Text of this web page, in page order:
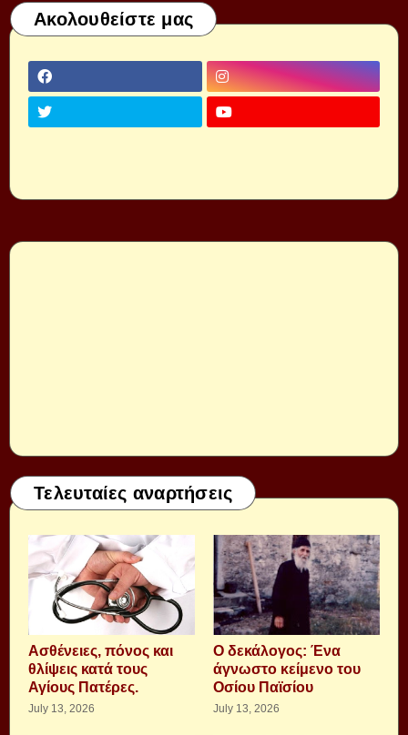
Ακολουθείστε μας
Τελευταίες αναρτήσεις
Aσθένειες, πόνος και
θλίψεις κατά τους
Αγίους Πατέρες.
July 13, 2026
Ο δεκάλογος: Ένα
άγνωστο κείμενο του
Οσίου Παϊσίου
July 13, 2026